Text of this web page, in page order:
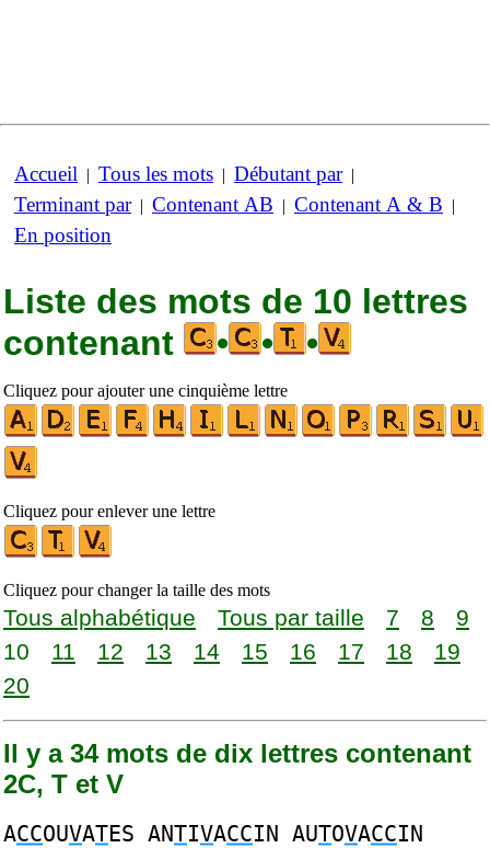
Accueil | Tous les mots | Débutant par|
Terminant par| Contenant AB | Contenant A & B |
En position
Liste des mots de 10 lettres
contenant
• • •
Cliquez pour ajouter une cinquième lettre
Cliquez pour enlever une lettre
Cliquez pour changer la taille des mots
Tous alphabétique Tous par taille 7 8
9
10
11 12 13 14 15 16 17 18
19
20
Il y a 34 mots de dix lettres contenant
2C, T et V
ACCOUVATES ANTIVACCIN AUTOVACCIN